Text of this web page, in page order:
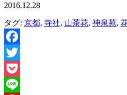
2016.12.28
タグ: 京都, 寺社, 山茶花, 神泉苑,
Facebook
Twitter
Pocket